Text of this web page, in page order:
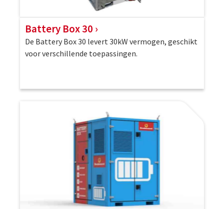
Battery Box 30
De Battery Box 30 levert 30kW vermogen, geschikt
voor verschillende toepassingen.